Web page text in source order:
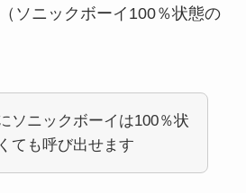
（ソニックボーイ100％状態の
ソニックボーイは100％状
ても呼び出せます